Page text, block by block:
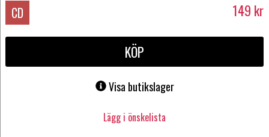
CD 149 kr
KÖP
Visa butikslager
Lägg i önskelista